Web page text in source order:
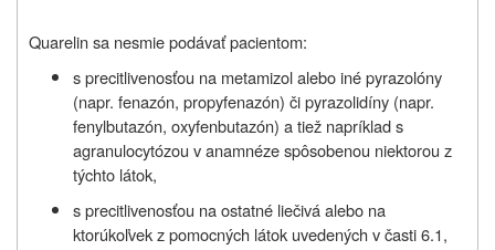
Quarelin sa nesmie podávať pacientom:
s precitlivenosťou na metamizol alebo iné pyrazolóny
(napr. fenazón, propyfenazón) či pyrazolidíny (napr.
fenylbutazón, oxyfenbutazón) a tiež napríklad s
agranulocytózou v anamnéze spôsobenou niektorou z
týchto látok,
s precitlivenosťou na ostatné liečivá alebo na
ktorúkoľvek z pomocných látok uvedených v časti 6.1,